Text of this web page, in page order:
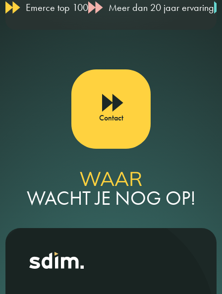
Emerce top 100 Meer dan 20 jaar ervaring
Contact
WAAR
WACHT JE NOG OP!